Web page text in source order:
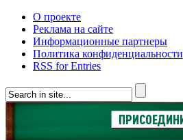
О проекте
Реклама на сайте
Информационные партнеры
Политика конфиденциальности
RSS for Entries